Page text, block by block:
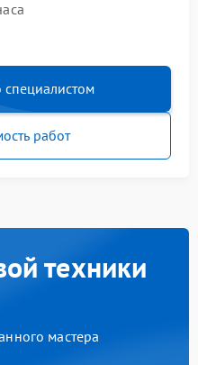
специалистом
работ
техники
мастера